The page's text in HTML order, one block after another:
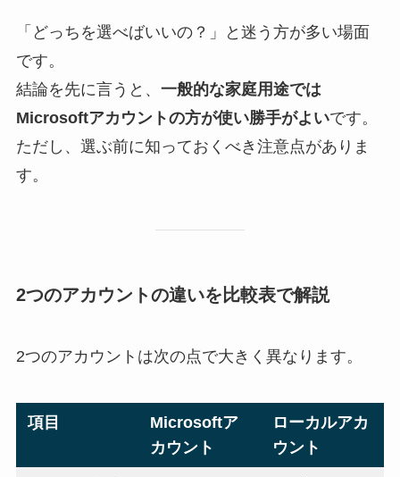
「どっちを選べばいいの？」と迷う方が多い場面
です。
結論を先に言うと、 一般的な家庭用途では
Microsoftアカウントの方が使い勝手がよいです。
ただし、選ぶ前に知っておくべき注意点がありま
す。
2つのアカウントの違いを比較表で解説
2つのアカウントは次の点で大きく異なります。
項目
Microsoftア
カウント
ローカルアカ
ウント